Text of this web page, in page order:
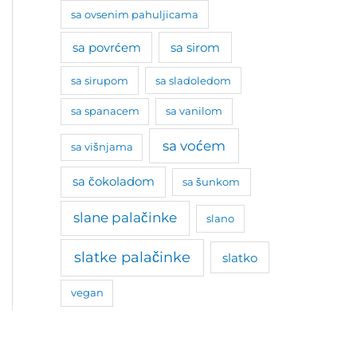
sa ovsenim pahuljicama
sa povrćem sa sirom
sa sirupom sa sladoledom
sa spanacem sa vanilom
sa višnjama sa voćem
sa čokoladom sa šunkom
slane palačinke slano
slatke palačinke slatko
vegan